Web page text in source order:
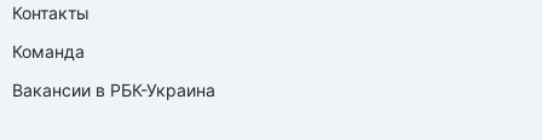
Контакты
Команда
Вакансии в РБК-Украина